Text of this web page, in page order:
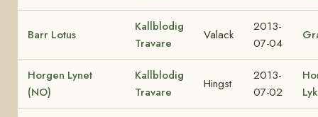
Barr Lotus
Kallblodig
Travare
Valack
2013-
07-04
Horgen Lynet
(NO)
Kallblodig
Travare
Hingst
2013-
07-02